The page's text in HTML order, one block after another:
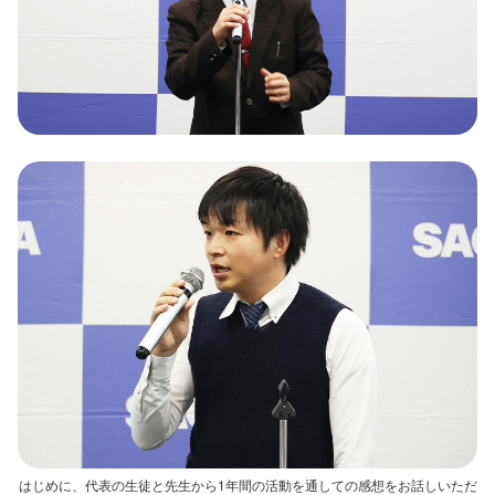
はじめに、代表の生徒と先生から1年間の活動を通しての感想をお話しいただ